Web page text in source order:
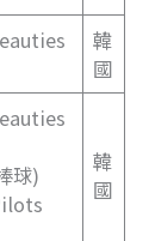
韓
國
球)
韓
國